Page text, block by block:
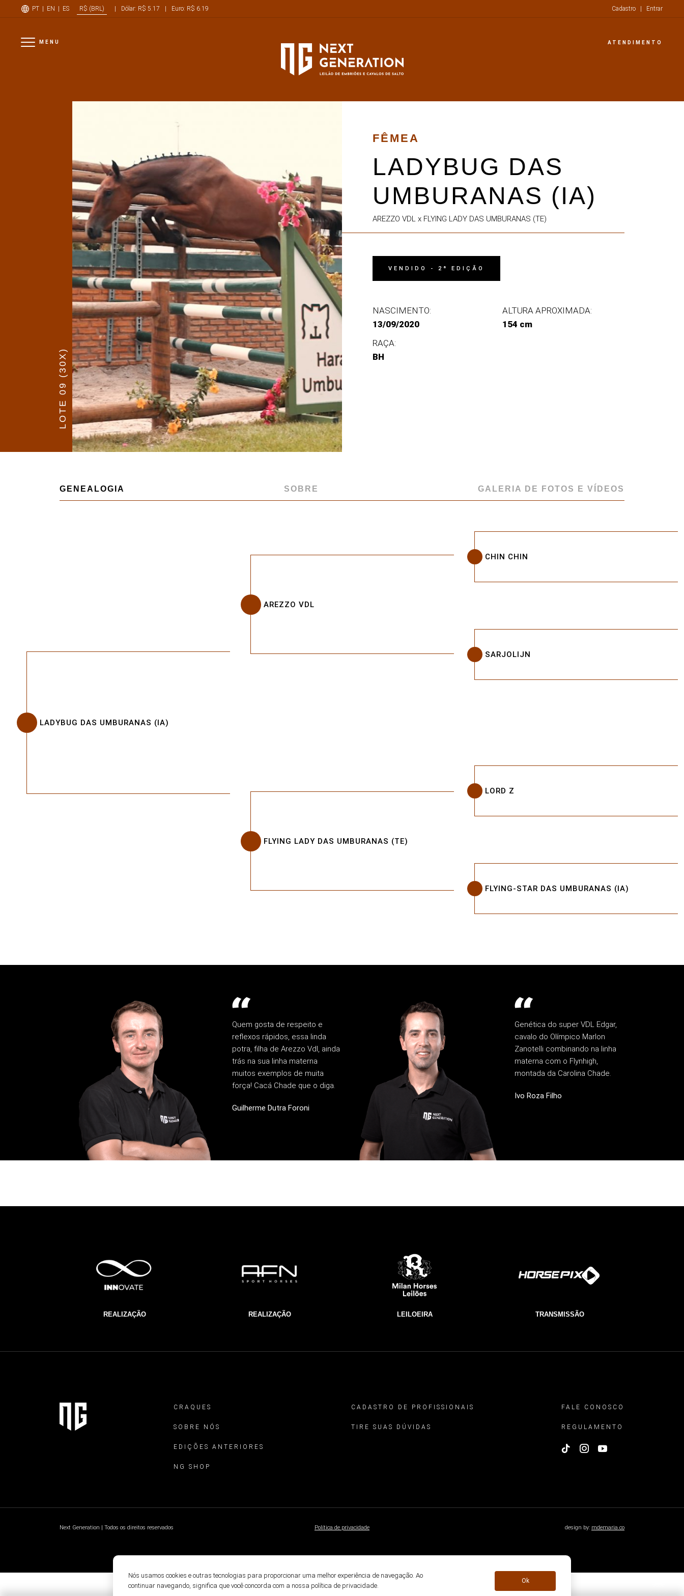
PT| EN | ES R$ (BRL) | Dólar: R$ 5.17 | Euro: R$ 6.19 Cadastro | Entrar
ATENDIMENTO
MENU
LOTE 09 (30X)
FÊMEA
LADYBUG DAS
UMBURANAS (IA)
AREZZO VDL x FLYING LADY DAS UMBURANAS (TE)
VENDIDO - 2ª EDIÇÃO
NASCIMENTO:
13/09/2020
ALTURA APROXIMADA:
154 cm
RAÇA:
BH
GENEALOGIA SOBRE GALERIA DE FOTOS E VÍDEOS
LADYBUG DAS UMBURANAS (IA)
AREZZO VDL
FLYING LADY DAS UMBURANAS (TE)
CHIN CHIN
SARJOLIJN
LORD Z
FLYING-STAR DAS UMBURANAS (IA)
Quem gosta de respeito e
reflexos rápidos, essa linda
potra, filha de Arezzo Vdl, ainda
trás na sua linha materna
muitos exemplos de muita
força! Cacá Chade que o diga.
Guilherme Dutra Foroni
Genética do super VDL Edgar,
cavalo do Olímpico Marlon
Zanotelli combinando na linha
materna com o Flynhigh,
montada da Carolina Chade.
Ivo Roza Filho
REALIZAÇÃO REALIZAÇÃO LEILOEIRA TRANSMISSÃO
CRAQUES
SOBRE NÓS
EDIÇÕES ANTERIORES
NG SHOP
CADASTRO DE PROFISSIONAIS
TIRE SUAS DÚVIDAS
FALE CONOSCO
REGULAMENTO
Next Generation | Todos os direitos reservados Política de privacidade design by: mdemaria.co
Nós usamos cookies e outras tecnologias para proporcionar uma melhor experiência de navegação. Ao
continuar navegando, significa que você concorda com a nossa política de privacidade.
Ok